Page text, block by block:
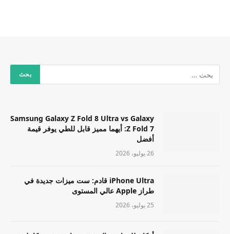
Samsung Galaxy Z Fold 8 Ultra vs Galaxy
Z Fold 7: أيهما مميز قابل للطي يوفر قيمة
أفضل
26 يوليو، 2026
iPhone Ultra قادم: ست ميزات جديدة في
طراز Apple عالي المستوى
25 يوليو، 2026